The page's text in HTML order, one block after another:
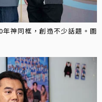
神同框，創造不少話題。圖